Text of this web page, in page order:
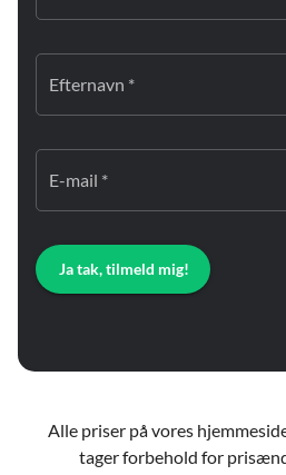
Efternavn *
E-mail *
Ja tak, tilmeld mig!
Alle priser på vores
tager forbehold for